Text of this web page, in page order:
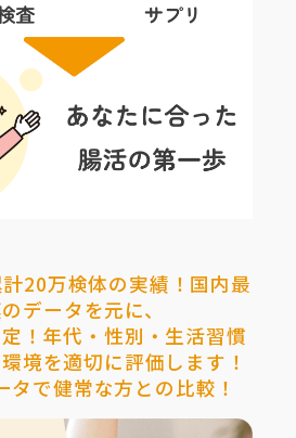
20万検体の実績！国内最
データを元に、
！年代・性別・生活習慣
境を適切に評価します！
タで健常な方との比較！